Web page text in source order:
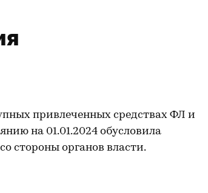
привлеченных средствах ФЛ и
на 01.01.2024 обусловила
стороны органов власти.